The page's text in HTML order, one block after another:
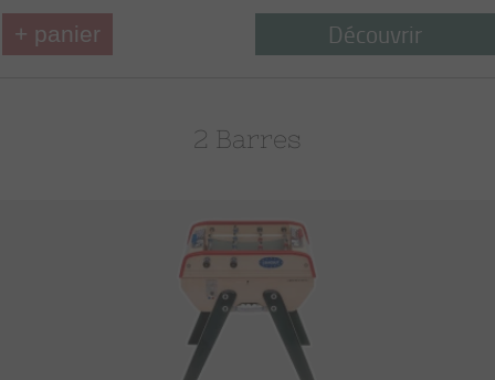
+ panier Découvrir
2 Barres